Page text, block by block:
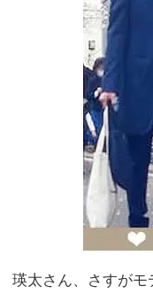
瑛太さん、さすがモ